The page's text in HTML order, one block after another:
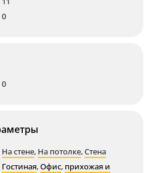
0
0
На стене, На потолке,Стена
Гостиная,Офис, прихожая и